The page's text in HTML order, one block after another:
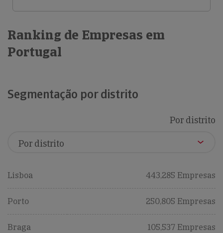
Ranking de Empresas em
Portugal
Segmentação por distrito
Por distrito
Lisboa 443,285 Empresas
Porto 250,805 Empresas
Braga 105,537 Empresas